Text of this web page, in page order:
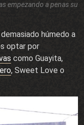
empezando a penas su
húmedo a
optar por
como Guayita,
, Sweet Love o